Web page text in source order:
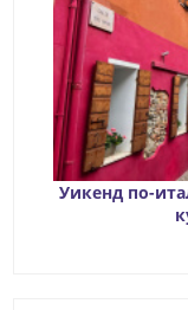
Уикенд по-